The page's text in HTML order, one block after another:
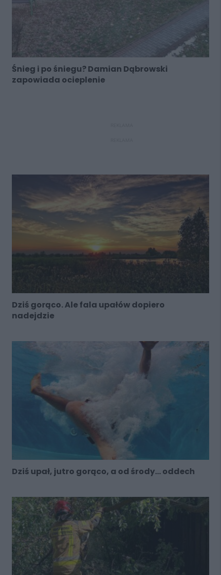
Śnieg i po śniegu? Damian Dąbrowski
zapowiada ocieplenie
Dziś gorąco. Ale fala upałów dopiero
nadejdzie
Dziś upał, jutro gorąco, a od środy... oddech